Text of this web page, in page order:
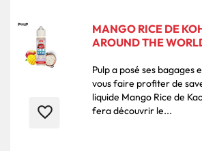
favorite_border
MANGO RICE DE
AROUND THE
Pulp a posé ses bagages
vous faire profiter de
liquide Mango Rice de Kao Tao 50ml Pulp vous
fera découvrir le...